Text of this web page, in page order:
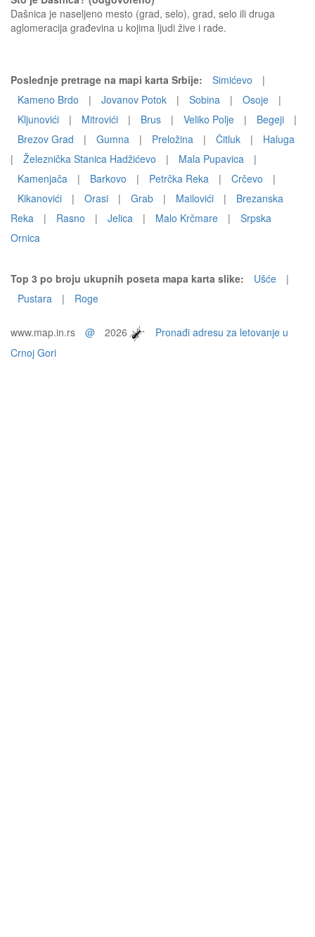
Dašnica je naseljeno mesto (grad, selo), grad, selo ili druga
aglomeracija građevina u kojima ljudi žive i rade.
Poslednje pretrage na mapi karta Srbije: Simićevo
|
Kameno Brdo
| Jovanov Potok | Sobina | Osoje
|
Kljunovići
| Mitrovići | Brus | Veliko Polje | Begeji
|
Brezov Grad
| Gumna | Preložina | Čitluk |
Haluga
|
Železnička Stanica Hadžićevo | Mala Pupavica
|
Kamenjača
| Barkovo | Petrčka Reka | Crčevo
|
Kikanovići
| Orasi | Grab | Mailovići |
Brezanska
Reka
| Rasno | Jelica | Malo Krčmare |
Srpska
Ornica
Top 3 po broju ukupnih poseta mapa karta slike: Ušće
|
Pustara
| Roge
www.map.in.rs @ 2026
Pronađi adresu za letovanje u
Crnoj Gori